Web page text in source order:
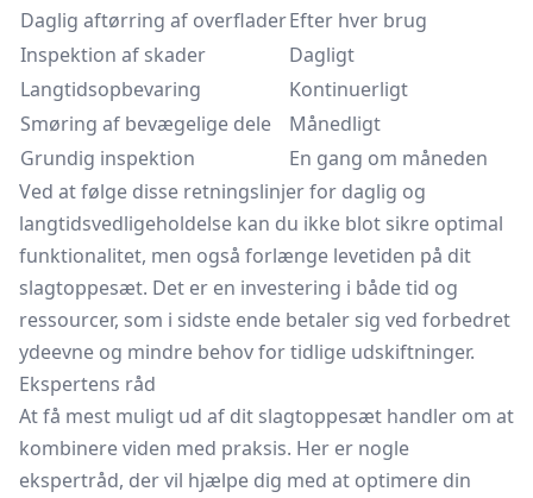
Daglig aftørring af overfladerEfter hver brug
Inspektion af skader
Dagligt
Langtidsopbevaring
Kontinuerligt
Smøring af bevægelige dele
Månedligt
Grundig inspektion
En gang om måneden
Ved at følge disse retningslinjer for daglig og
langtidsvedligeholdelse kan du ikke blot sikre optimal
funktionalitet, men også forlænge levetiden på dit
slagtoppesæt. Det er en investering i både tid og
ressourcer, som i sidste ende betaler sig ved forbedret
ydeevne og mindre behov for tidlige udskiftninger.
Ekspertens råd
At få mest muligt ud af dit slagtoppesæt handler om at
kombinere viden med praksis. Her er nogle
ekspertråd, der vil hjælpe dig med at optimere din